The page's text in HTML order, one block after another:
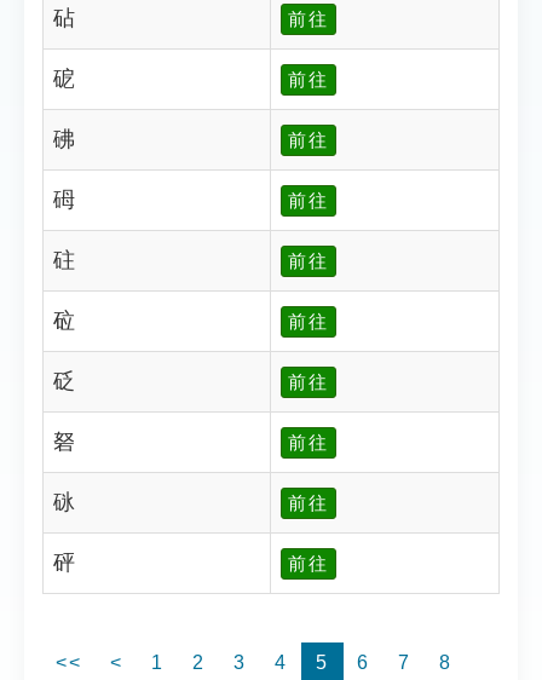
砧 前往
砨 前往
砩 前往
砪 前往
砫 前往
砬 前往
砭 前往
砮 前往
砯 前往
砰 前往
<< < 1 2 3 4 5 6 7
8